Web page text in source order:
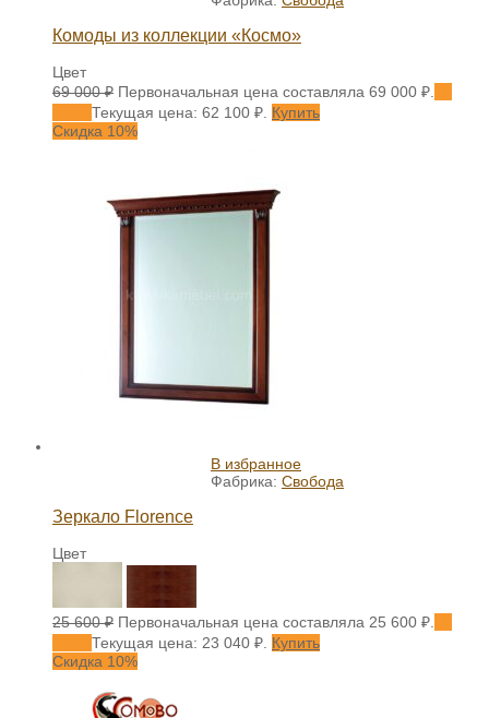
Комоды из коллекции «Космо»
Цвет
69 000₽ Первоначальная цена составляла 69 000 ₽.
Текущая цена: 62 100 ₽. Купить
Скидка 10%
В избранное
Фабрика: Свобода
Зеркало Florence
Цвет
25 600₽ Первоначальная цена составляла 25 600 ₽.
Текущая цена: 23 040 ₽. Купить
Скидка 10%